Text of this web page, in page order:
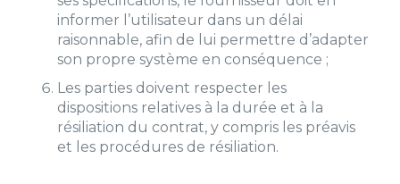
informer l’utilisateur dans un délai
raisonnable, afin de lui permettre d’adapter
son propre système en conséquence ;
Les parties doivent respecter les
dispositions relatives à la durée et à la
résiliation du contrat, y compris les préavis
et les procédures de résiliation.